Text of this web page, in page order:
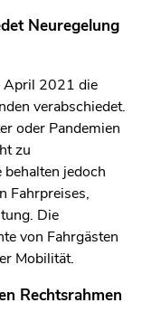
Neuregelung
April 2021 die
verabschiedet.
oder Pandemien
zu
jedoch
Fahrpreises,
Die
von Fahrgästen
Mobilität.
Rechtsrahmen